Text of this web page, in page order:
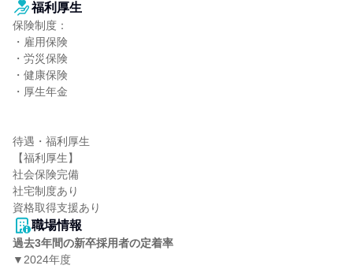
福利厚生
保険制度：
・雇用保険
・労災保険
・健康保険
・厚生年金
待遇・福利厚生
【福利厚生】
社会保険完備
社宅制度あり
資格取得支援あり
職場情報
過去3年間の新卒採用者の定着率
▼2024年度